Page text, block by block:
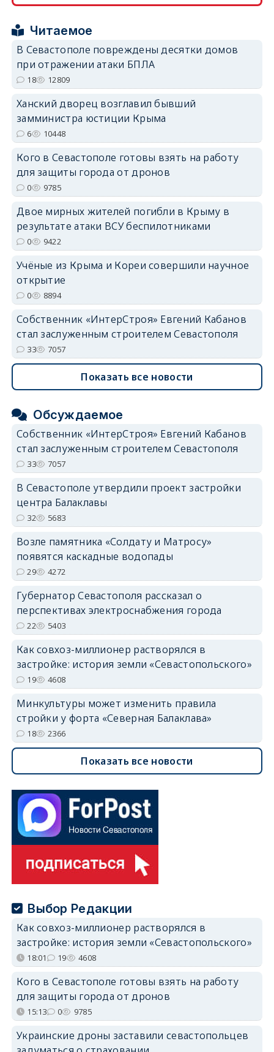
erid: 2SDnjcrDNw6
erid: 2SDnjdPjgYS
Читаемое
В Севастополе повреждены десятки домов
при отражении атаки БПЛА
18 12809
Ханский дворец возглавил бывший
замминистра юстиции Крыма
6 10448
Кого в Севастополе готовы взять на работу
для защиты города от дронов
0 9785
Двое мирных жителей погибли в Крыму в
результате атаки ВСУ беспилотниками
0 9422
Учёные из Крыма и Кореи совершили научное
открытие
0 8894
Собственник «ИнтерСтроя» Евгений Кабанов
стал заслуженным строителем Севастополя
33 7057
Показать все новости
Обсуждаемое
Собственник «ИнтерСтроя» Евгений Кабанов
стал заслуженным строителем Севастополя
33 7057
В Севастополе утвердили проект застройки
центра Балаклавы
32 5683
Возле памятника «Солдату и Матросу»
появятся каскадные водопады
29 4272
Губернатор Севастополя рассказал о
перспективах электроснабжения города
22 5403
Как совхоз-миллионер растворялся в
застройке: история земли «Севастопольского»
19 4608
Минкультуры может изменить правила
стройки у форта «Северная Балаклава»
18 2366
Показать все новости
Выбор Редакции
Как совхоз-миллионер растворялся в
застройке: история земли «Севастопольского»
18:01 19 4608
Кого в Севастополе готовы взять на работу
для защиты города от дронов
15:13 0 9785
Украинские дроны заставили севастопольцев